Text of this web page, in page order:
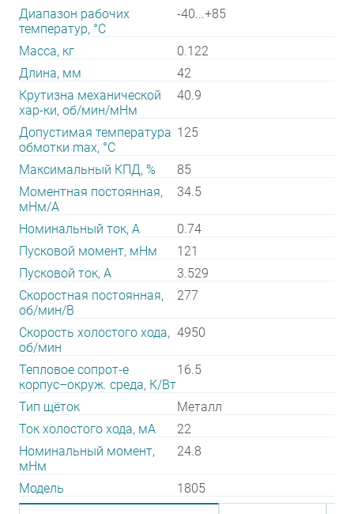
Диапазон рабочих
температур, °С
-40...+85
Масса, кг
0.122
Длина, мм
42
Крутизна механической
хар-ки, об/мин/мНм
40.9
Допустимая температура
обмотки max, °С
125
Максимальный КПД, %
85
Моментная постоянная,
мНм/А
34.5
Номинальный ток, А
0.74
Пусковой момент, мНм
121
Пусковой ток, А
3.529
Скоростная постоянная,
об/мин/В
277
Скорость холостого хода,
об/мин
4950
Тепловое сопрот-е
корпус–окруж. среда, К/Вт
16.5
Тип щёток
Металл
Ток холостого хода, мА
22
Номинальный момент,
мНм
24.8
Модель 1805